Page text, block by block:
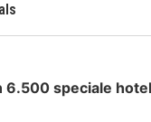
6.500 speciale